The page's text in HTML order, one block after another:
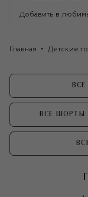
Добавить в
Главная Детские
ВСЕ
ВСЕ ШОРТЫ